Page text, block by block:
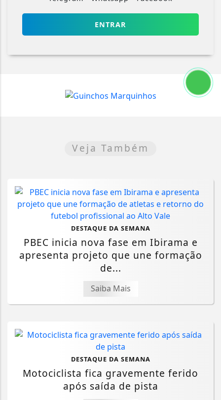
ENTRAR
Veja Também
DESTAQUE DA SEMANA
PBEC inicia nova fase em Ibirama e
apresenta projeto que une formação
de...
Saiba Mais
DESTAQUE DA SEMANA
Motociclista fica gravemente ferido
após saída de pista